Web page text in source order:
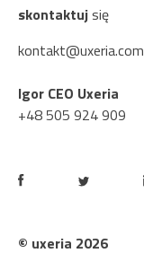
skontaktujsię
kontakt@uxeria.com
Igor CEO Uxeria
+48 505 924 909
© uxeria 2026